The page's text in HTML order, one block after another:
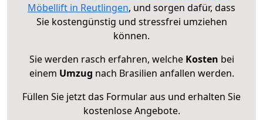
Möbellift in Reutlingen, und sorgen dafür, dass
Sie kostengünstig und stressfrei umziehen
können.
Sie werden rasch erfahren, welche Kosten bei
einem Umzug nach Brasilien anfallen werden.
Füllen Sie jetzt das Formular aus und erhalten Sie
kostenlose Angebote.